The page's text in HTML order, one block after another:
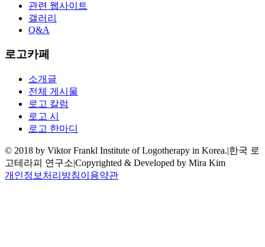
관련 웹사이트
갤러리
Q&A
로고카페
소개글
전체 게시물
로고 칼럼
로고 시
로고 한마디
© 2018 by Viktor Frankl Institute of Logotherapy in Korea.|한국 로
고테라피 연구소|Copyrighted & Developed by Mira Kim
개인정보처리방침이용약관